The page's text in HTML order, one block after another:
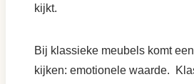
kijkt.
Bij klassieke meubels komt
kijken: emotionele waarde.